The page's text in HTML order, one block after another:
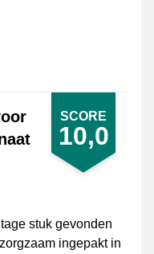
SCORE
10,0
stuk gevonden
ingepakt in